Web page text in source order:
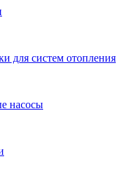
для систем отопления
насосы